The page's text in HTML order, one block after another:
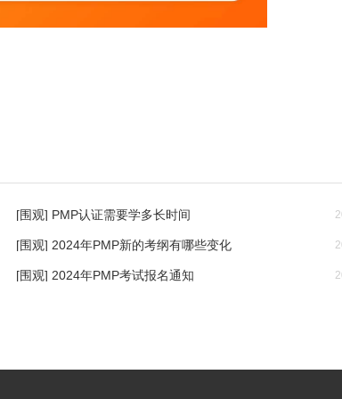
[围观] PMP认证需要学多长时间
[围观] 2024年PMP新的考纲有哪些变化
[围观] 2024年PMP考试报名通知